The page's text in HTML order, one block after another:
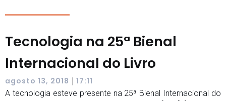
Tecnologia na 25ª Bienal
Internacional do Livro
agosto 13, 2018 | 17:11
A tecnologia esteve presente na 25ª Bienal Internacional do